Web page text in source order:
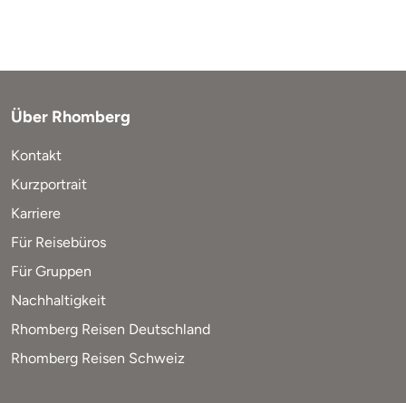
Über Rhomberg
Kontakt
Kurzportrait
Karriere
Für Reisebüros
Für Gruppen
Nachhaltigkeit
Rhomberg Reisen Deutschland
Rhomberg Reisen Schweiz